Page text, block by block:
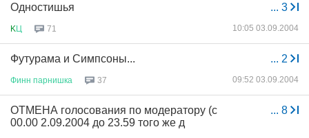
... 3
Одностишья
KЦ 71 10:05 03.09.2004
... 2
Футурама и Симпсоны...
Финн парнишка 37 09:52 03.09.2004
... 8
ОТМЕНА голосования по модератору (с
00.00 2.09.2004 до 23.59 того же д